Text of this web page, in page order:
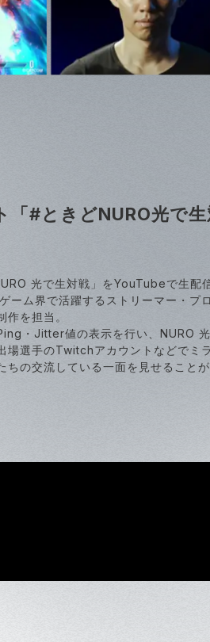
「#ときどNURO光で
光で生対戦」をYouTubeで生配
ーム界で活躍するストリーマー・
を担当。
・Jitter値の表示を行い、NURO
場選手のTwitchアカウントなどでミ
の交流している一面を見せること